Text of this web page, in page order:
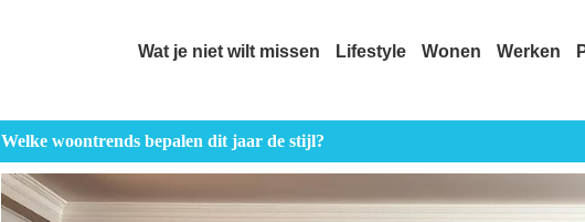
Wat je niet wilt missen Lifestyle Wonen Werken
Welke woontrends bepalen dit jaar de stijl?